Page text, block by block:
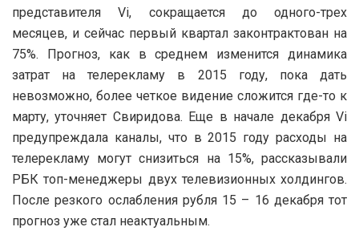
представителя Vi, сокращается до одного-трех
месяцев, и сейчас первый квартал законтрактован на
75%. Прогноз, как в среднем изменится динамика
затрат на телерекламу в 2015 году, пока дать
невозможно, более четкое видение сложится где-то к
марту, уточняет Свиридова. Еще в начале декабря Vi
предупреждала каналы, что в 2015 году расходы на
телерекламу могут снизиться на 15%, рассказывали
РБК топ-менеджеры двух телевизионных холдингов.
После резкого ослабления рубля 15 – 16 декабря тот
прогноз уже стал неактуальным.